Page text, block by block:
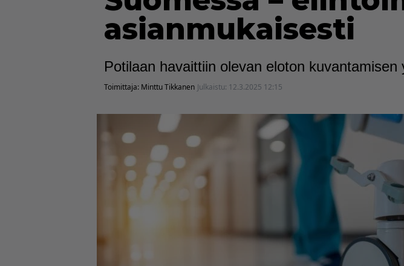
asianmukaisesti
Potilaan havaittiin olevan eloton kuvantamisen
Toimittaja: Minttu Tikkanen Julkaistu: 12.3.2025 12:15